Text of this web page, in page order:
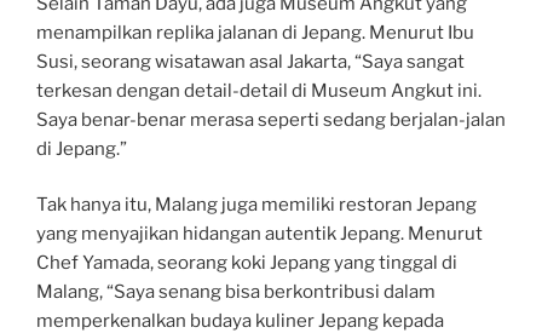
menampilkan replika jalanan di Jepang. Menurut Ibu
Susi, seorang wisatawan asal Jakarta, “Saya sangat
terkesan dengan detail-detail di Museum Angkut ini.
Saya benar-benar merasa seperti sedang berjalan-jalan
di Jepang.”
Tak hanya itu, Malang juga memiliki restoran Jepang
yang menyajikan hidangan autentik Jepang. Menurut
Chef Yamada, seorang koki Jepang yang tinggal di
Malang, “Saya senang bisa berkontribusi dalam
memperkenalkan budaya kuliner Jepang kepada